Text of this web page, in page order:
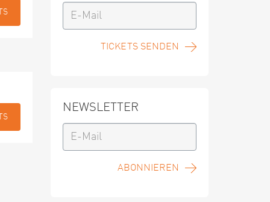
TICKETS SENDEN
NEWSLETTER
ABONNIEREN